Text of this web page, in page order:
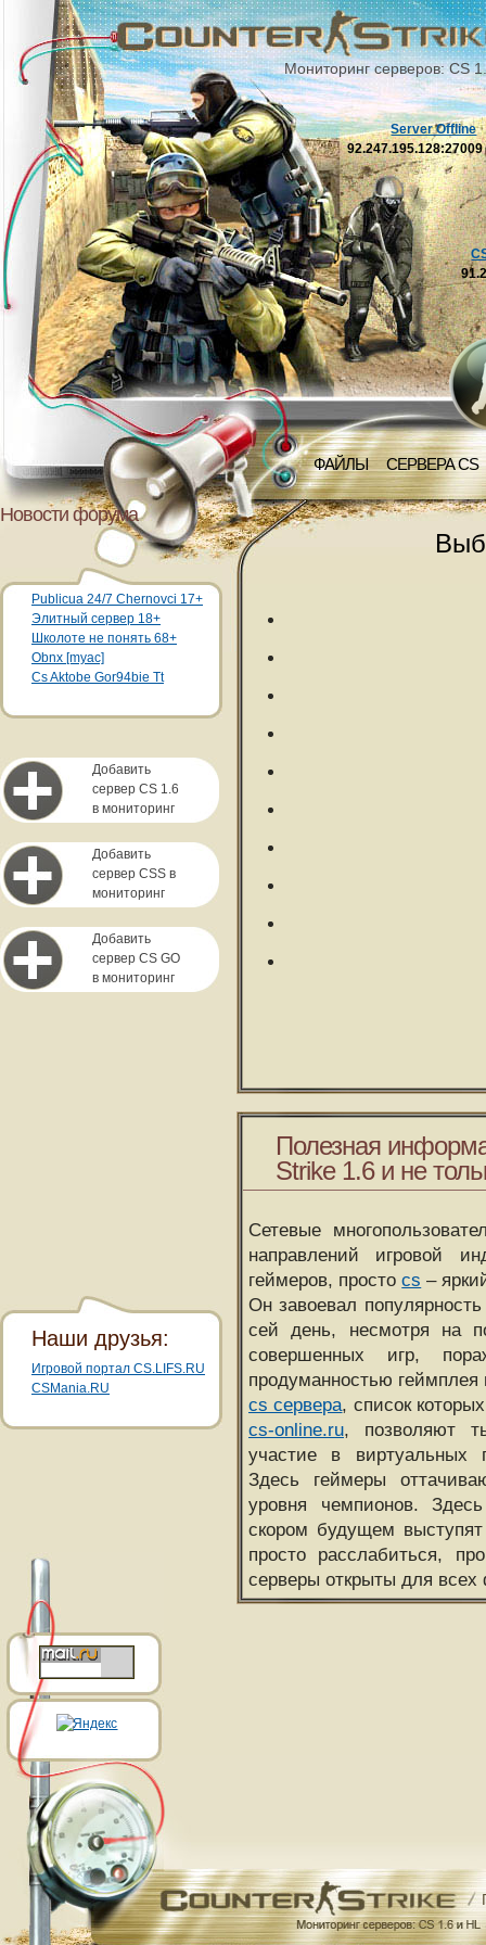
Мониторинг серверов: CS
ФАЙЛЫ СЕРВЕРА CS
Server Offline
92.247.195.128:27009
Новости форума
Publicua 24/7 Chernovci 17+
Элитный сервер 18+
Школоте не понять 68+
Obnx [myac]
Cs Aktobe Gor94bie Tt
Добавить
сервер CS 1.6
в мониторинг
Добавить
сервер CSS в
мониторинг
Добавить
сервер CS GO
в мониторинг
Полезная
Strike 1.6 и не
Сетевые
направлений игровой
геймеров, простоcs –
Он завоевал
сей день, несмотря на
совершенных игр,
продуманностью
cs сервера, список
cs-online.ru, позволяют
участие в виртуальных
Здесь геймеры
уровня чемпионов.
скором будущем
просто расслабиться,
серверы открыты для всех
Наши друзья:
Игровой портал CS.LIFS.RU
CSMania.RU